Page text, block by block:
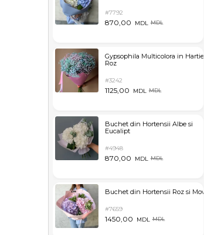
#7792
870,00 MDL MDL
Gypsophila Multicolora in Hartie
Roz
#3242
1125,00 MDL MDL
Buchet din Hortensii Albe si
Eucalipt
#4948
870,00 MDL MDL
Buchet din Hortensii Roz si Mov
#7659
1450,00 MDL MDL